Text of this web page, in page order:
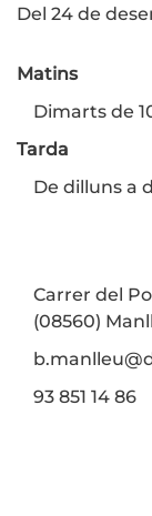
Del 24 de
Matins
Dimarts de
Tarda
De dilluns a
Carrer del
(08560)
93 851 14 86